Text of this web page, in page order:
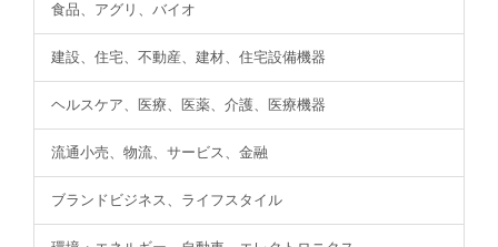
食品、アグリ、バイオ
建設、住宅、不動産、建材、住宅設備機器
ヘルスケア、医療、医薬、介護、医療機器
流通小売、物流、サービス、金融
ブランドビジネス、ライフスタイル